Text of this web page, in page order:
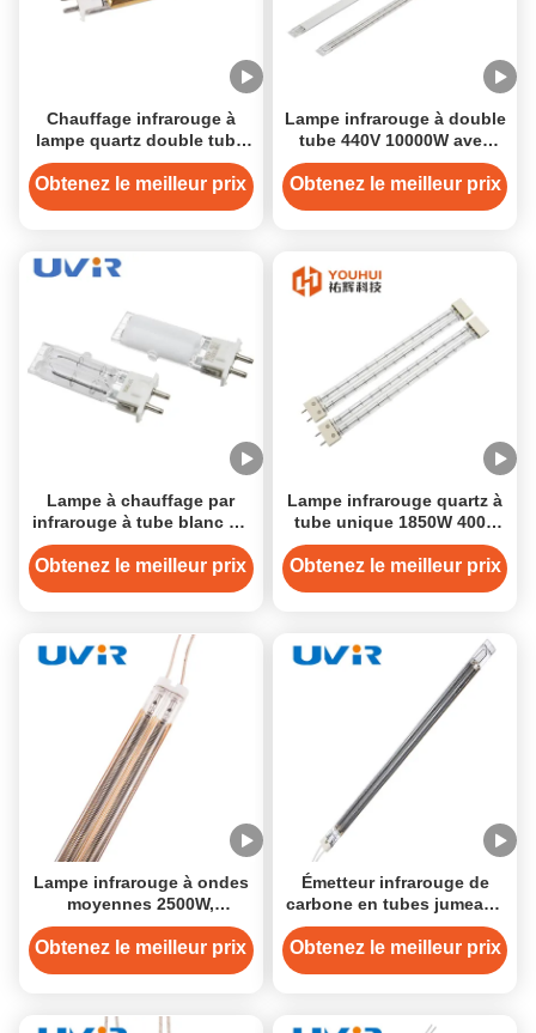
Chauffage infrarouge à
lampe quartz double tube
420W 120V pour séchage
industriel
Obtenez le meilleur prix
Lampe infrarouge à double
tube 440V 10000W avec
réflecteur blanc
Obtenez le meilleur prix
Lampe à chauffage par
infrarouge à tube blanc en
céramique de 200 W 115 V
Obtenez le meilleur prix
Lampe infrarouge quartz à
tube unique 1850W 400V
avec une longueur totale
de 328mm pour un
Obtenez le meilleur prix
Lampe infrarouge à ondes
moyennes 2500W,
revêtement or, tube quartz
415V
Obtenez le meilleur prix
Émetteur infrarouge de
carbone en tubes jumeaux
en quartz revêtus d'or
15x33 mm
Obtenez le meilleur prix